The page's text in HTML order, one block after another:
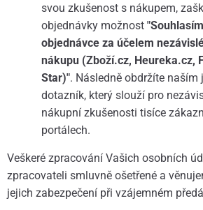
svou zkušenost s nákupem,
objednávky možnost
objednávce za účelem
nákupu (Zboží.cz, Heureka.cz,
Star)". Následně obdržíte
dotazník, který slouží pro
nákupní zkušenosti tisíce
portálech.
Veškeré zpracování Vašich osobních
zpracovateli smluvně ošetřené a
jejich zabezpečení při vzájemném